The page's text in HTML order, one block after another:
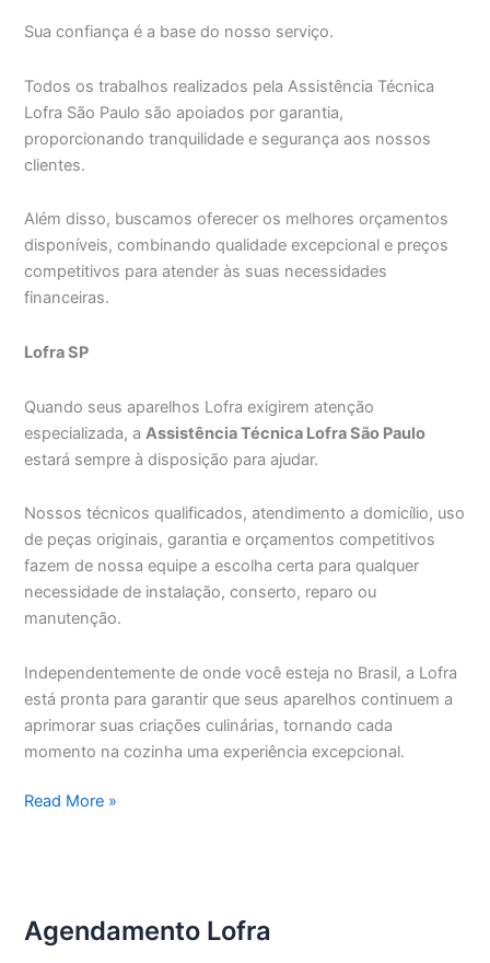
Sua confiança é a base do nosso serviço.
Todos os trabalhos realizados pela Assistência Técnica
Lofra São Paulo são apoiados por garantia,
proporcionando tranquilidade e segurança aos nossos
clientes.
Além disso, buscamos oferecer os melhores orçamentos
disponíveis, combinando qualidade excepcional e preços
competitivos para atender às suas necessidades
financeiras.
Lofra SP
Quando seus aparelhos Lofra exigirem atenção
especializada, a Assistência Técnica Lofra São Paulo
estará sempre à disposição para ajudar.
Nossos técnicos qualificados, atendimento a domicílio, uso
de peças originais, garantia e orçamentos competitivos
fazem de nossa equipe a escolha certa para qualquer
necessidade de instalação, conserto, reparo ou
manutenção.
Independentemente de onde você esteja no Brasil, a Lofra
está pronta para garantir que seus aparelhos continuem a
aprimorar suas criações culinárias, tornando cada
momento na cozinha uma experiência excepcional.
Assistência
Read More »
Agendamento Lofra